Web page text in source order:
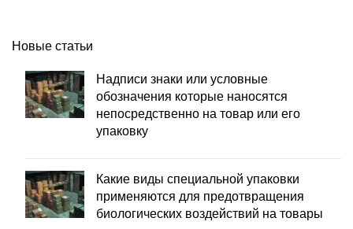
Новые статьи
Надписи знаки или условные
обозначения которые наносятся
непосредственно на товар или его
упаковку
Какие виды специальной упаковки
применяются для предотвращения
биологических воздействий на товары